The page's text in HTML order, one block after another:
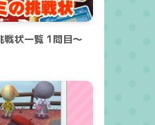
戦状一覧 1問目～